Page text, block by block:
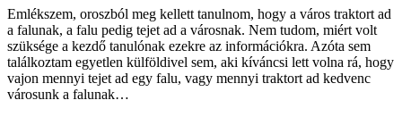
Emlékszem, oroszból meg kellett tanulnom, hogy a város traktort ad
a falunak, a falu pedig tejet ad a városnak. Nem tudom, miért volt
szüksége a kezdő tanulónak ezekre az információkra. Azóta sem
találkoztam egyetlen külföldivel sem, aki kíváncsi lett volna rá, hogy
vajon mennyi tejet ad egy falu, vagy mennyi traktort ad kedvenc
városunk a falunak…